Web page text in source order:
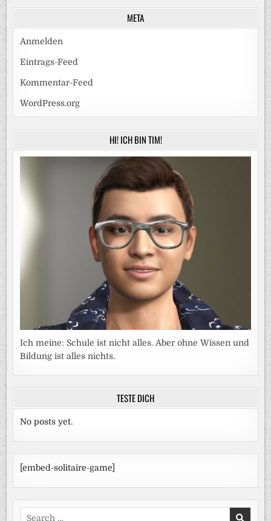
META
Anmelden
Eintrags-Feed
Kommentar-Feed
WordPress.org
HI! ICH BIN TIM!
Ich meine: Schule ist nicht alles. Aber ohne Wissen und
Bildung ist alles nichts.
TESTE DICH
No posts yet.
[embed-solitaire-game]
Search